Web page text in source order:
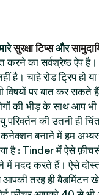
सुरक्षा टिप्सऔर
करने का सर्वश्रेष्ठ ऐप
है। चाहे रोड ट्रिप हो
पर बात कर सकते
की भीड़ के साथ आप
की उतनी ही
बनाने में हम
है : Tinder में ऐसे
में मदद करते हैं। ऐसे
आपकी तरह ही